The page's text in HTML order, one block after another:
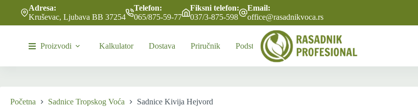
Adresa:
Kruševac, Ljubava BB 37254
Telefon:
065/875-59-77
Fiksni telefon:
037/3-875-598
Email:
office@rasadnikvoca.rs
Proizvodi Kalkulator Dostava Priručnik Podsticaji Akcija O nama
Početna Sadnice Tropskog Voća Sadnice Kivija Hejvord